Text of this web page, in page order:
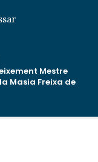
Mestre
Masia Freixa de